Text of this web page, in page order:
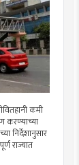
कमी
करण्याच्या
निर्देशानुसार
राज्यात